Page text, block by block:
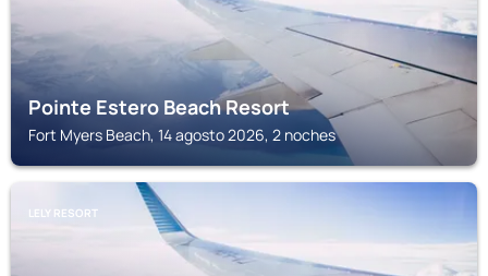
Pointe Estero Beach Resort
Fort Myers Beach, 14 agosto 2026, 2 noches
LELY RESORT